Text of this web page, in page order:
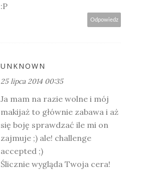
:P
Odpowiedz
UNKNOWN
25 lipca 2014 00:35
Ja mam na razie wolne i mój
makijaż to głównie zabawa i aż
się boję sprawdzać ile mi on
zajmuje ;) ale! challenge
accepted ;)
Ślicznie wygląda Twoja cera!